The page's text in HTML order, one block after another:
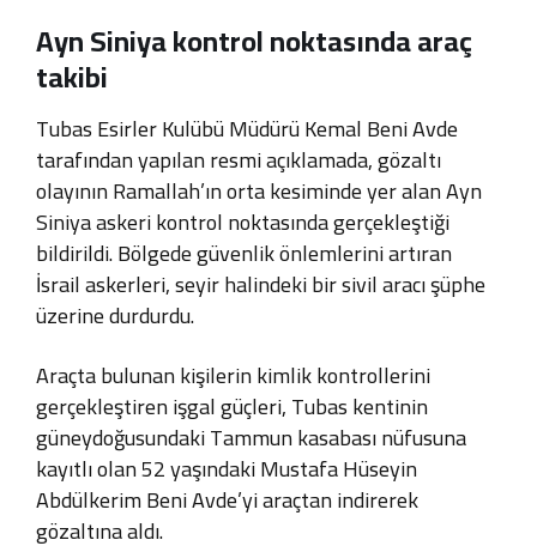
Ayn Siniya kontrol noktasında araç
takibi
Tubas Esirler Kulübü Müdürü Kemal Beni Avde
tarafından yapılan resmi açıklamada, gözaltı
olayının Ramallah’ın orta kesiminde yer alan Ayn
Siniya askeri kontrol noktasında gerçekleştiği
bildirildi. Bölgede güvenlik önlemlerini artıran
İsrail askerleri, seyir halindeki bir sivil aracı şüphe
üzerine durdurdu.
Araçta bulunan kişilerin kimlik kontrollerini
gerçekleştiren işgal güçleri, Tubas kentinin
güneydoğusundaki Tammun kasabası nüfusuna
kayıtlı olan 52 yaşındaki Mustafa Hüseyin
Abdülkerim Beni Avde’yi araçtan indirerek
gözaltına aldı.